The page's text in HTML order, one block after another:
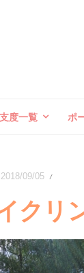
度一覧 ポ
2018/09/05 /
クリ